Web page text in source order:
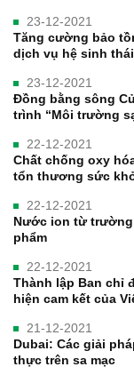
23-12-2021
Tăng cường bảo
dịch vụ hệ sinh
23-12-2021
Đồng bằng sông
trình “Môi trường
22-12-2021
Chất chống oxy
tổn thương sức
22-12-2021
Nước ion từ
phẩm
22-12-2021
Thành lập Ban chỉ
hiện cam kết của
21-12-2021
Dubai: Các giải
thực trên sa mạc